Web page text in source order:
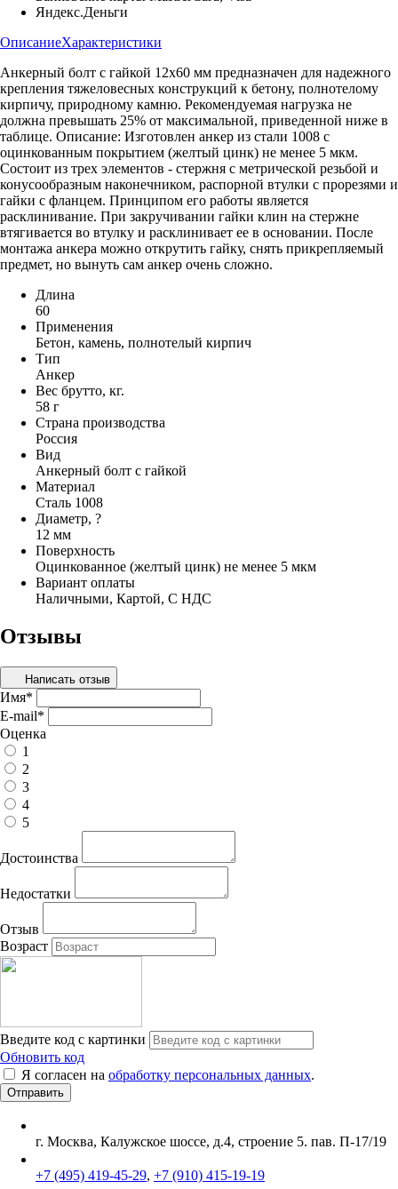
Яндекс.Деньги
ОписаниеХарактеристики
Анкерный болт с гайкой 12х60 мм предназначен для надежного
крепления тяжеловесных конструкций к бетону, полнотелому
кирпичу, природному камню. Рекомендуемая нагрузка не
должна превышать 25% от максимальной, приведенной ниже в
таблице. Описание: Изготовлен анкер из стали 1008 с
оцинкованным покрытием (желтый цинк) не менее 5 мкм.
Состоит из трех элементов - стержня с метрической резьбой и
конусообразным наконечником, распорной втулки с прорезями и
гайки с фланцем. Принципом его работы является
расклинивание. При закручивании гайки клин на стержне
втягивается во втулку и расклинивает ее в основании. После
монтажа анкера можно открутить гайку, снять прикрепляемый
предмет, но вынуть сам анкер очень сложно.
Длина
60
Применения
Бетон, камень, полнотелый кирпич
Тип
Анкер
Вес брутто, кг.
58 г
Страна производства
Россия
Вид
Анкерный болт с гайкой
Материал
Сталь 1008
Диаметр, ?
12 мм
Поверхность
Оцинкованное (желтый цинк) не менее 5 мкм
Вариант оплаты
Наличными, Картой, С НДС
Отзывы
Написать отзыв
Имя*
E-mail*
Оценка
1
2
3
4
5
Достоинства
Недостатки
Отзыв
Возраст
Введите код с картинки
Обновить код
Я согласен на обработку персональных данных.
г. Москва, Калужское шоссе, д.4, строение 5. пав. П-17/19
+7 (495) 419-45-29, +7 (910) 415-19-19